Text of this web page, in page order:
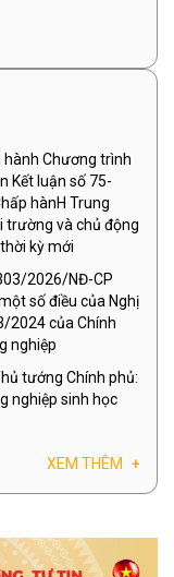
hành Chương trình
Kết luận số 75-
hànH Trung
trường và chủ động
kỳ mới
2026/NĐ-CP
số điều của Nghị
2024 của Chính
nghiệp
tướng Chính phủ:
nghiệp sinh học
XEM THÊM +